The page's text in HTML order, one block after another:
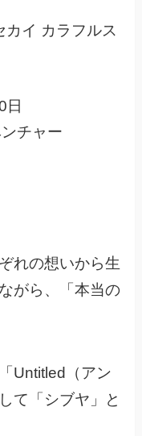
カイ カラフルス
日
チャー
れの想いから生
がら、
「本当の
Untitled（アン
て
「シブヤ」と